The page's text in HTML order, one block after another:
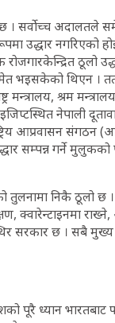
छ । सर्वोच्च अदालतले
उद्धार नगरिएको
ठूलो
भइसकेको थिएन ।
मन्त्रालय, श्रम
नेपाली
आप्रवासन
सम्पन्न गर्ने
तुलनामा निकै ठूलो छ
क्वारेन्टाइनमा
सरकार छ । सबै
पूरै ध्यान भारतबाट